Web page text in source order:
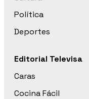
Política
Deportes
Editorial Televisa
Caras
Cocina Fácil